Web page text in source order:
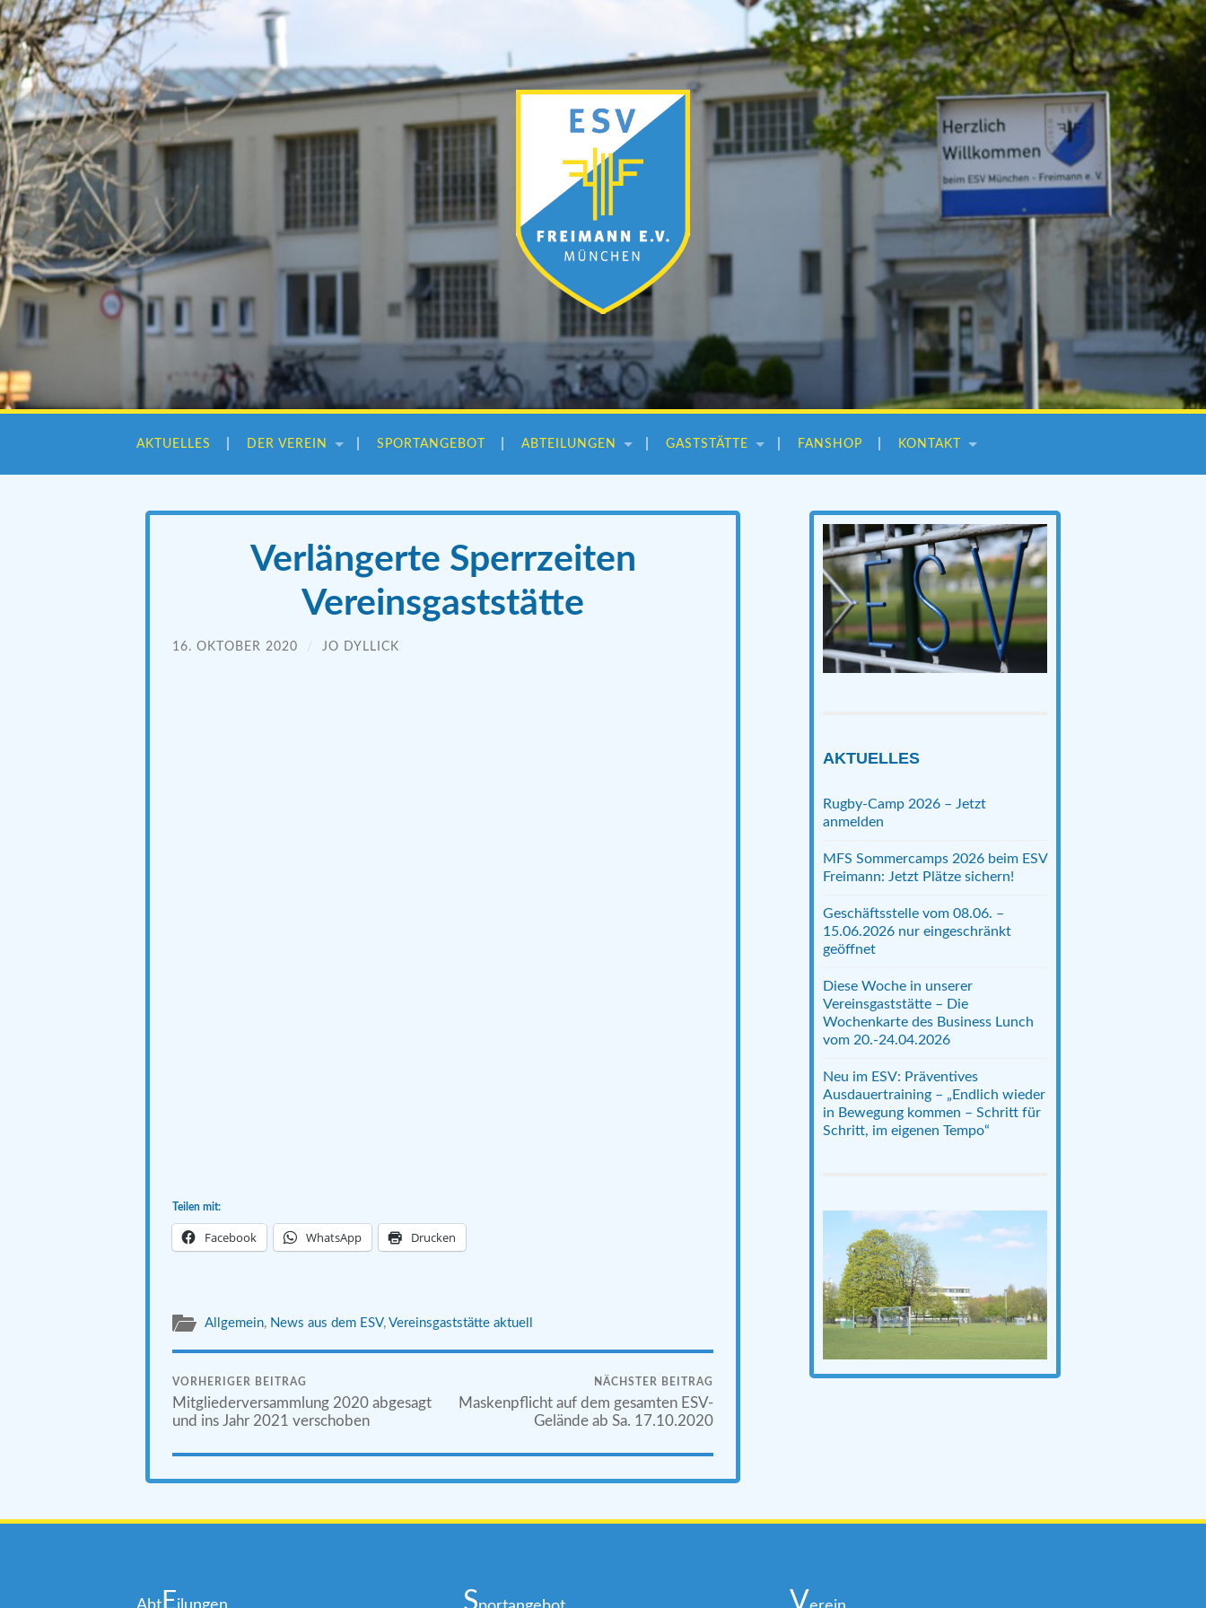
ESV
München-
Freimann
e.V.
AKTUELLES DER VEREIN SPORTANGEBOT ABTEILUNGEN GASTSTÄTTE FANSHOP KONTAKT
Verlängerte Sperrzeiten
Vereinsgaststätte
16. OKTOBER 2020 / JO DYLLICK
Teilen mit:
Facebook WhatsApp Drucken
Allgemein, News aus dem ESV, Vereinsgaststätte aktuell
VORHERIGER BEITRAG
Mitgliederversammlung 2020 abgesagt
und ins Jahr 2021 verschoben
NÄCHSTER BEITRAG
Maskenpflicht auf dem gesamten ESV-
Gelände ab Sa. 17.10.2020
AKTUELLES
Rugby-Camp 2026 – Jetzt
anmelden
MFS Sommercamps 2026 beim ESV
Freimann: Jetzt Plätze sichern!
Geschäftsstelle vom 08.06. –
15.06.2026 nur eingeschränkt
geöffnet
Diese Woche in unserer
Vereinsgaststätte – Die
Wochenkarte des Business Lunch
vom 20.-24.04.2026
Neu im ESV: Präventives
Ausdauertraining – „Endlich wieder
in Bewegung kommen – Schritt für
Schritt, im eigenen Tempo“
Abt Eilungen S V